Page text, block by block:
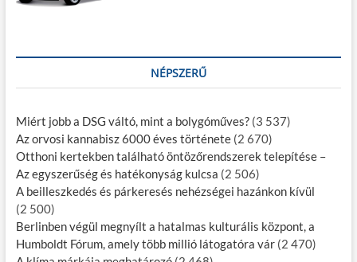
NÉPSZERŰ
Miért jobb a DSG váltó, mint a bolygóműves? (3 537)
Az orvosi kannabisz 6000 éves története (2 670)
Otthoni kertekben található öntözőrendszerek telepítése –
Az egyszerűség és hatékonyság kulcsa (2 506)
A beilleszkedés és párkeresés nehézségei hazánkon kívül
(2 500)
Berlinben végül megnyílt a hatalmas kulturális központ, a
Humboldt Fórum, amely több millió látogatóra vár (2 470)